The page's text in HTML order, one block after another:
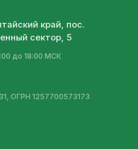
край, пос.
сектор, 5
до 18:00 МСК
ОГРН 1257700573173